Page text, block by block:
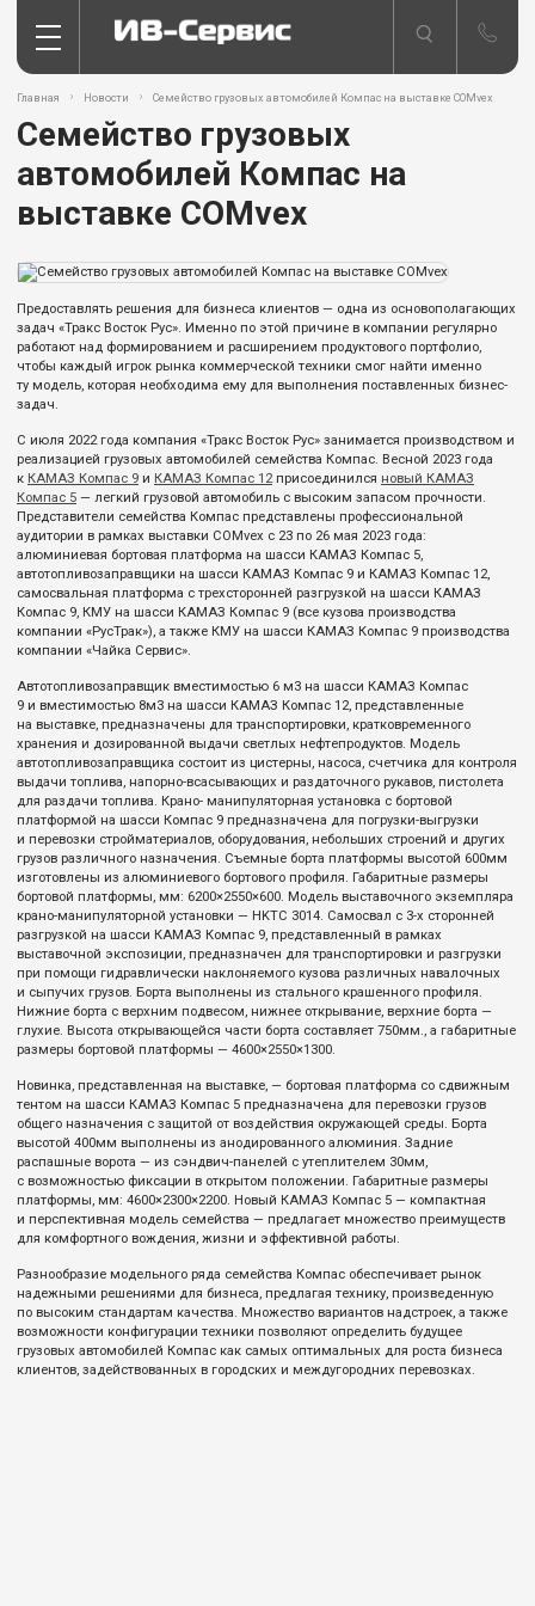
Главная Новости Семейство грузовых автомобилей Компас на выставке COMvex
Семейство грузовых
автомобилей Компас на
выставке COMvex
Предоставлять решения для бизнеса клиентов — одна из основополагающих
задач «Тракс Восток Рус». Именно по этой причине в компании регулярно
работают над формированием и расширением продуктового портфолио,
чтобы каждый игрок рынка коммерческой техники смог найти именно
ту модель, которая необходима ему для выполнения поставленных бизнес-
задач.
С июля 2022 года компания «Тракс Восток Рус» занимается производством и
реализацией грузовых автомобилей семейства Компас. Весной 2023 года
к КАМАЗ Компас 9 и КАМАЗ Компас 12присоединился новый КАМАЗ
Компас 5 — легкий грузовой автомобиль с высоким запасом прочности.
Представители семейства Компас представлены профессиональной
аудитории в рамках выставки COMvex с 23 по 26 мая 2023 года:
алюминиевая бортовая платформа на шасси КАМАЗ Компас 5,
автотопливозаправщики на шасси КАМАЗ Компас 9 и КАМАЗ Компас 12,
самосвальная платформа с трехсторонней разгрузкой на шасси КАМАЗ
Компас 9, КМУ на шасси КАМАЗ Компас 9 (все кузова производства
компании «РусТрак»), а также КМУ на шасси КАМАЗ Компас 9 производства
компании «Чайка Сервис».
Автотопливозаправщик вместимостью 6 м3 на шасси КАМАЗ Компас
9 и вместимостью 8м3 на шасси КАМАЗ Компас 12, представленные
на выставке, предназначены для транспортировки, кратковременного
хранения и дозированной выдачи светлых нефтепродуктов. Модель
автотопливозаправщика состоит из цистерны, насоса, счетчика для контроля
выдачи топлива, напорно-всасывающих и раздаточного рукавов, пистолета
для раздачи топлива. Крано- манипуляторная установка с бортовой
платформой на шасси Компас 9 предназначена для погрузки-выгрузки
и перевозки стройматериалов, оборудования, небольших строений и других
грузов различного назначения. Съемные борта платформы высотой 600мм
изготовлены из алюминиевого бортового профиля. Габаритные размеры
бортовой платформы, мм: 6200×2550×600. Модель выставочного экземпляра
крано-манипуляторной установки — HKTC 3014. Самосвал с 3-х сторонней
разгрузкой на шасси КАМАЗ Компас 9, представленный в рамках
выставочной экспозиции, предназначен для транспортировки и разгрузки
при помощи гидравлически наклоняемого кузова различных навалочных
и сыпучих грузов. Борта выполнены из стального крашенного профиля.
Нижние борта с верхним подвесом, нижнее открывание, верхние борта —
глухие. Высота открывающейся части борта составляет 750мм., а габаритные
размеры бортовой платформы — 4600×2550×1300.
Новинка, представленная на выставке, — бортовая платформа со сдвижным
тентом на шасси КАМАЗ Компас 5 предназначена для перевозки грузов
общего назначения с защитой от воздействия окружающей среды. Борта
высотой 400мм выполнены из анодированного алюминия. Задние
распашные ворота — из сэндвич-панелей с утеплителем 30мм,
с возможностью фиксации в открытом положении. Габаритные размеры
платформы, мм: 4600×2300×2200. Новый КАМАЗ Компас 5 — компактная
и перспективная модель семейства — предлагает множество преимуществ
для комфортного вождения, жизни и эффективной работы.
Разнообразие модельного ряда семейства Компас обеспечивает рынок
надежными решениями для бизнеса, предлагая технику, произведенную
по высоким стандартам качества. Множество вариантов надстроек, а также
возможности конфигурации техники позволяют определить будущее
грузовых автомобилей Компас как самых оптимальных для роста бизнеса
клиентов, задействованных в городских и междугородних перевозках.